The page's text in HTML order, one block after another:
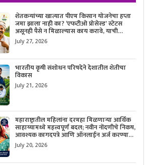
शेतकऱ्यांच्या खात्यात पीएम किसान योजनेचा हप्ता
जमा झाला नाही का? ‘एफटीओ प्रोसेस्ड’ स्टेटस
असूनही पैसे न मिळाल्यास काय करावे, याची
सविस्तर माहिती जाणून घ्या.
July 27, 2026
भारतीय कृषी संशोधन परिषदेने देशातील शेतीचा
विकास
July 21, 2026
महाराष्ट्रातील महिलांना दरमहा मिळणाऱ्या आर्थिक
साहाय्यामध्ये महत्त्वपूर्ण बदल; नवीन नोंदणीचे निकष,
आवश्यक कागदपत्रे आणि ऑनलाईन अर्ज करण्याची
सोपी प्रक्रिया जाणून घ्या.
July 20, 2026